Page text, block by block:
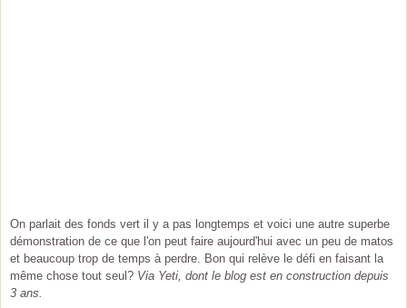
On parlait des fonds vert il y a pas longtemps et voici une autre superbe
démonstration de ce que l'on peut faire aujourd'hui avec un peu de matos
et beaucoup trop de temps à perdre. Bon qui relève le défi en faisant la
même chose tout seul? Via Yeti, dont le blog est en construction depuis
3 ans.